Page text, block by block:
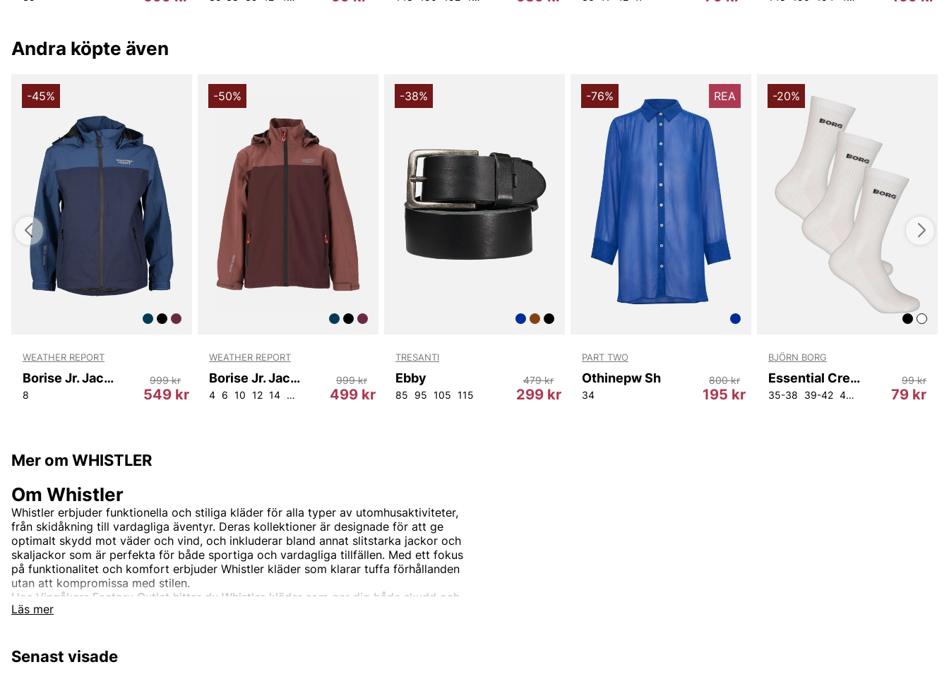
Andra köpte även
-45%
WEATHER REPORT
Borise Jr. Jacket W-PRO 15000
8 549 kr
999 kr
-50%
WEATHER REPORT
Borise Jr. Jacket W-PRO 15000
4 6 10 12 14 16 499 kr
999 kr
-38%
TRESANTI
Ebby
85 95 105 115 299 kr
479 kr
-76% REA
PART TWO
Othinepw Sh
34 195 kr
800 kr
-20%
BJÖRN BORG
Essential Crew Sock
35-38 39-42 43-46 79 kr
99 kr
Mer om WHISTLER
Läs mer
Om Whistler
Whistler erbjuder funktionella och stiliga kläder för alla typer av utomhusaktiviteter,
från skidåkning till vardagliga äventyr. Deras kollektioner är designade för att ge
optimalt skydd mot väder och vind, och inkluderar bland annat slitstarka jackor och
skaljackor som är perfekta för både sportiga och vardagliga tillfällen. Med ett fokus
på funktionalitet och komfort erbjuder Whistler kläder som klarar tuffa förhållanden
utan att kompromissa med stilen.
Hos Vingåkers Factory Outlet hittar du Whistler-kläder som ger dig både skydd och
stil, till fantastiska priser.
Senast visade